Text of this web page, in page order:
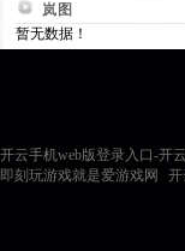
岚图
暂无数据！
开云手机web版登录入口-开
即刻玩游戏就是爱游戏网